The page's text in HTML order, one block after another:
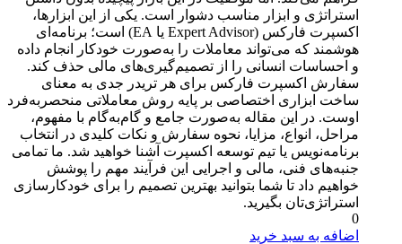
استراتژی و ابزار مناسب دشوار است. یکی از این ابزارها،
اکسپرت فارکس (Expert Advisor یا EA) است؛ برنامه‌ای
هوشمند که می‌تواند معاملات را به‌صورت خودکار انجام داده
و احساسات انسانی را از تصمیم‌گیری‌های مالی حذف کند.
سفارش اکسپرت فارکس برای هر تریدر جدی به معنای
ساخت ابزاری اختصاصی بر پایه روش معاملاتی منحصربه‌فرد
اوست. در این مقاله به‌صورت جامع و گام‌به‌گام با مفهوم،
مراحل، انواع، مزایا، نحوه سفارش و نکات کلیدی در انتخاب
برنامه‌نویس یا تیم توسعه اکسپرت آشنا خواهید شد. ما تمامی
جنبه‌های فنی، مالی و اجرایی این فرآیند مهم را پوشش
خواهیم داد تا شما بتوانید بهترین تصمیم را برای خودکارسازی
استراتژی‌تان بگیرید.
0
اضافه به سبد خرید